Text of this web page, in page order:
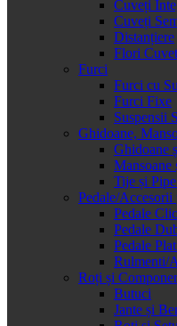
Cuveți
Cuveți
Distanțiere
Flori
Furci
Furci cu
Furci Fixe
Suspensii
Ghidoane,
Ghidoane
Tije și
Pedale/Accesorii
Pedale
Pedale
Pedale
Rulmenti/
Roți și
Butuci
Jante și